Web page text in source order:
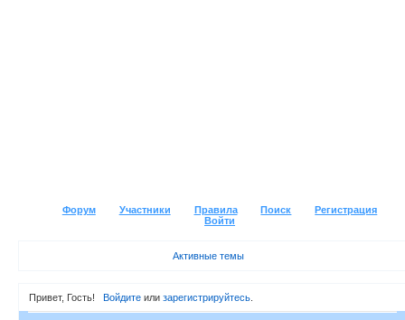
Форум Участники Правила Поиск
Регистрация
Войти
Активные темы
Привет, Гость! Войдитеили зарегистрируйтесь.